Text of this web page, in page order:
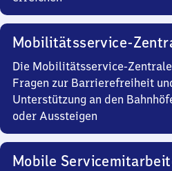
Mobilitätsservice-
Die Mobilitätsservice-
Fragen zur Barrierefreiheit
Unterstützung an den
oder Aussteigen
Mobile